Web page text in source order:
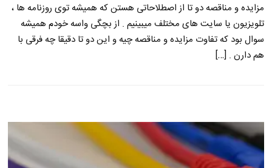
مزایده و مناقصه دو تا از اصطلاحاتی هستن که همیشه توی روزنامه ها ،
تلویزیون یا سایت های مختلف میبینیم . از بچگی واسه خودم همیشه
سوال بود که تفاوت مزایده و مناقصه چیه و این دو تا دقیقا چه فرقی با
هم دارن . […]